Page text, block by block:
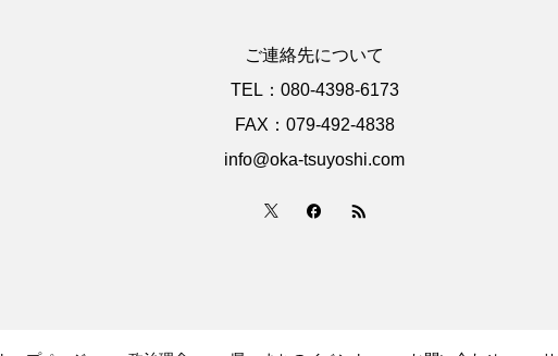
ご連絡先について
TEL：080-4398-6173
FAX：079-492-4838
info@oka-tsuyoshi.com